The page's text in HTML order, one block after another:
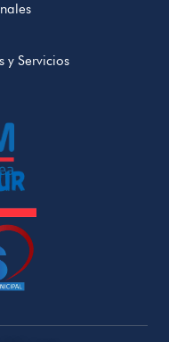
y Servicios